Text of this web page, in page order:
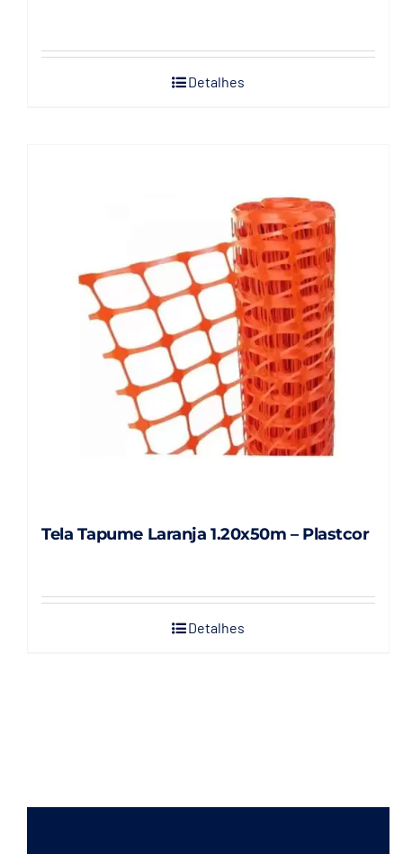
Detalhes
Tela Tapume Laranja 1.20x50m – Plastcor
Detalhes